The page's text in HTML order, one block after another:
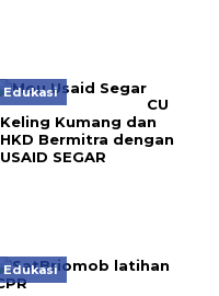
Edukasi
CU
Keling Kumang dan
HKD Bermitra dengan
USAID SEGAR
Edukasi